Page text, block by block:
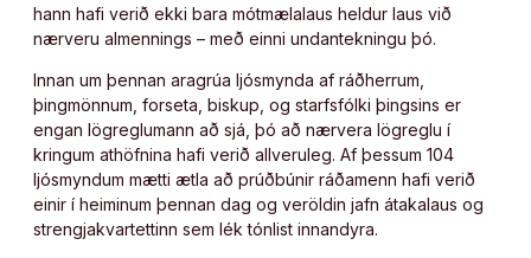
hann hafi verið ekki bara mótmælalaus heldur laus við
nærveru almennings – með einni undantekningu þó.
Innan um þennan aragrúa ljósmynda af ráðherrum,
þingmönnum, forseta, biskup, og starfsfólki þingsins er
engan lögreglumann að sjá, þó að nærvera lögreglu í
kringum athöfnina hafi verið allveruleg. Af þessum 104
ljósmyndum mætti ætla að prúðbúnir ráðamenn hafi verið
einir í heiminum þennan dag og veröldin jafn átakalaus og
strengjakvartettinn sem lék tónlist innandyra.